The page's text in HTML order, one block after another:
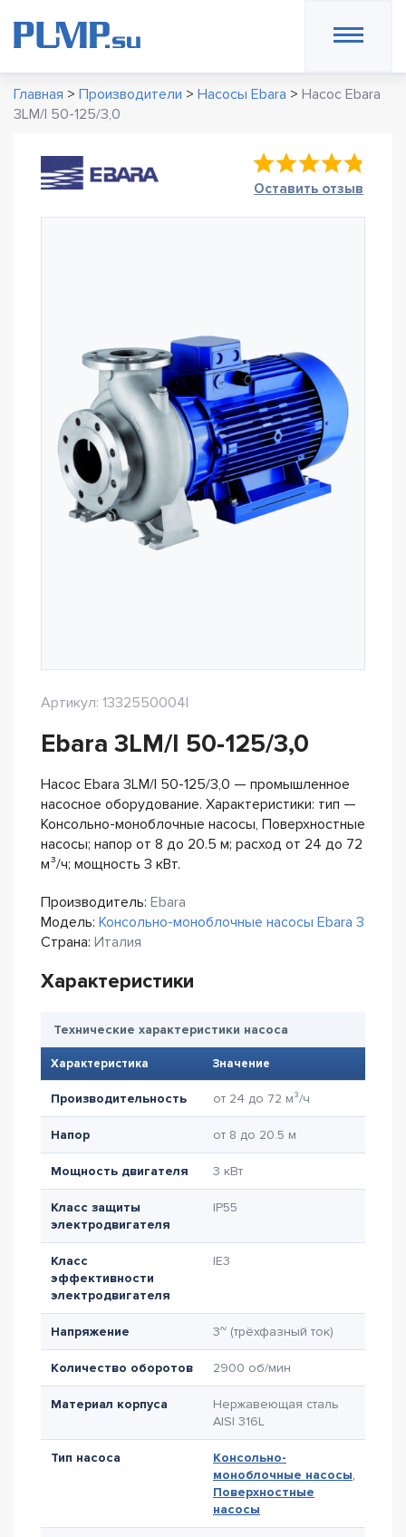
Главная > Производители > Насосы Ebara > Насос Ebara
3LM/I 50-125/3,0
Оставить отзыв
Артикул: 1332550004I
Ebara 3LM/I 50-125/3,0
Насос Ebara 3LM/I 50-125/3,0 — промышленное
насосное оборудование. Характеристики: тип —
Консольно-моноблочные насосы, Поверхностные
насосы; напор от 8 до 20.5 м; расход от 24 до 72
м³/ч; мощность 3 кВт.
Производитель: Ebara
Модель: Консольно-моноблочные насосы Ebara 3
Страна: Италия
Характеристики
Технические характеристики насоса
Характеристика Значение
Производительность от 24 до 72 м³/ч
Напор от 8 до 20.5 м
Мощность двигателя 3 кВт
Класс защиты
электродвигателя
IP55
Класс
эффективности
электродвигателя
IE3
Напряжение 3~ (трёхфазный ток)
Количество оборотов 2900 об/мин
Материал корпуса
Нержавеющая сталь
AISI 316L
Тип насоса
Консольно-
моноблочные насосы,
Поверхностные
насосы